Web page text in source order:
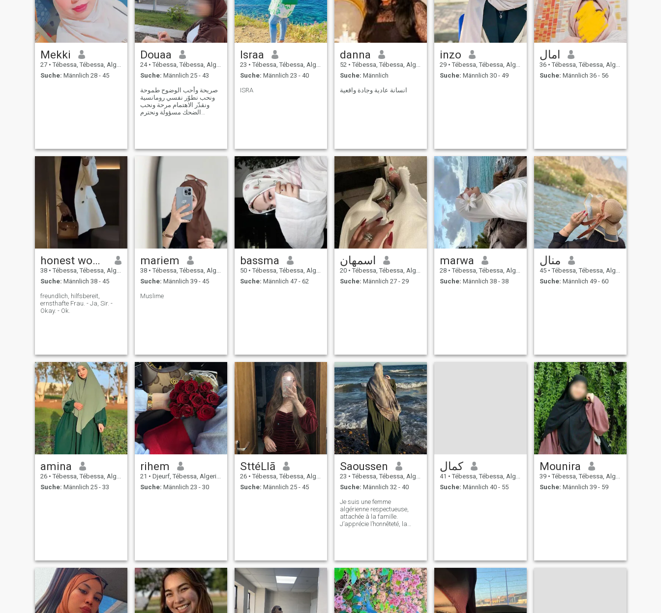
Mekki
27 • Tébessa, Tébessa, Algerien
Suche: Männlich 28 - 45
Douaa
24 • Tébessa, Tébessa, Algerien
Suche: Männlich 25 - 43
صريحة وأحب الوضوح طموحة
ونحب نطوّر نفسي رومانسية
ونقدّر الاهتمام مرحة ونحب
الضحك مسؤولة ونحترم
Israa
23 • Tébessa, Tébessa, Algerien
Suche: Männlich 23 - 40
ISRA
danna
52 • Tébessa, Tébessa, Algerien
Suche: Männlich
انسانة عادية وجادة واقعية
inzo
29 • Tébessa, Tébessa, Algerien
Suche: Männlich 30 - 49
امال
36 • Tébessa, Tébessa, Algerien
Suche: Männlich 36 - 56
honest woman
38 • Tébessa, Tébessa, Algerien
Suche: Männlich 38 - 45
freundlich, hilfsbereit,
ernsthafte Frau. - Ja, Sir. -
Okay. - Ok.
mariem
38 • Tébessa, Tébessa, Algerien
Suche: Männlich 39 - 45
Muslime
bassma
50 • Tébessa, Tébessa, Algerien
Suche: Männlich 47 - 62
اسمهان
20 • Tébessa, Tébessa, Algerien
Suche: Männlich 27 - 29
marwa
28 • Tébessa, Tébessa, Algerien
Suche: Männlich 38 - 38
منال
45 • Tébessa, Tébessa, Algerien
Suche: Männlich 49 - 60
amina
26 • Tébessa, Tébessa, Algerien
Suche: Männlich 25 - 33
rihem
21 • Djeurf, Tébessa, Algerien
Suche: Männlich 23 - 30
SttéLlā
26 • Tébessa, Tébessa, Algerien
Suche: Männlich 25 - 45
Saoussen
23 • Tébessa, Tébessa, Algerien
Suche: Männlich 32 - 40
Je suis une femme
algérienne respectueuse,
attachée à la famille.
J’apprécie l’honnêteté, la
communication et le respect
mutuel. Ce que je rech
كمال
41 • Tébessa, Tébessa, Algerien
Suche: Männlich 40 - 55
Mounira
39 • Tébessa, Tébessa, Algerien
Suche: Männlich 39 - 59